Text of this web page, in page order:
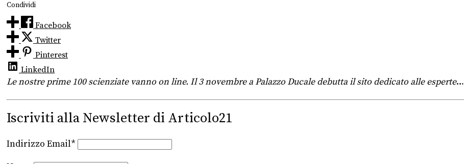
Condividi
Facebook
Twitter
Pinterest
LinkedIn
Le nostre prime 100 scienziate vanno on line. Il 3 novembre a Palazzo Ducale debutta il sito dedicato alle esperte…
Iscriviti alla Newsletter di Articolo21
Indirizzo Email*